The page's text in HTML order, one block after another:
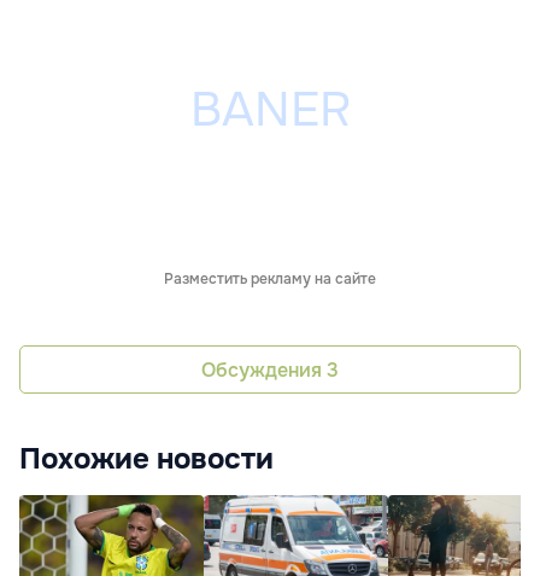
Разместить рекламу на сайте
Обсуждения 3
Похожие новости